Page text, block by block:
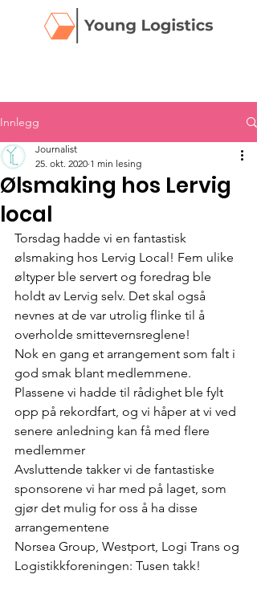
Innlegg
Ølsmaking hos Lervig
local
Journalist
25. okt. 2020 1 min lesing
Torsdag hadde vi en fantastisk
ølsmaking hos Lervig Local! Fem ulike
øltyper ble servert og foredrag ble
holdt av Lervig selv. Det skal også
nevnes at de var utrolig flinke til å
overholde smittevernsreglene!
Nok en gang et arrangement som falt i
god smak blant medlemmene.
Plassene vi hadde til rådighet ble fylt
opp på rekordfart, og vi håper at vi ved
senere anledning kan få med flere
medlemmer
Avsluttende takker vi de fantastiske
sponsorene vi har med på laget, som
gjør det mulig for oss å ha disse
arrangementene
Norsea Group, Westport, Logi Trans og
Logistikkforeningen: Tusen takk!